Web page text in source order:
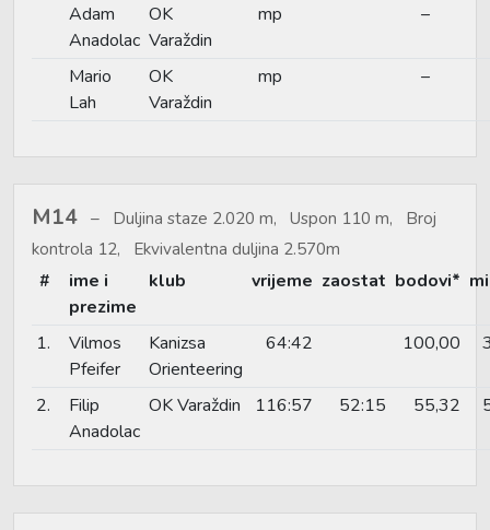
Adam
Anadolac
OK
Varaždin
mp –
Mario
Lah
OK
Varaždin
mp –
M14
Duljina staze 2.020 m, Uspon 110 m, Broj
kontrola 12, Ekvivalentna duljina 2.570m
#
ime i
prezime
klub vrijeme zaostat bodovi*
1.
Vilmos
Pfeifer
Kanizsa
Orienteering
64:42 100,00
2.
Filip
Anadolac
OK Varaždin 116:57 52:15 55,32